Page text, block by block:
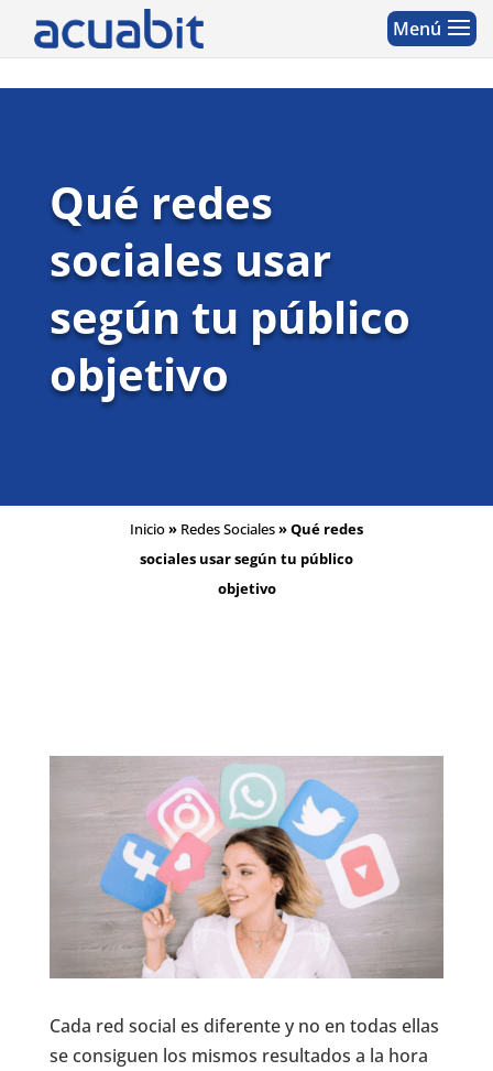
Qué redes
sociales usar
según tu público
objetivo
Inicio» Redes Sociales»Qué redes
sociales usar según tu público
objetivo
Cada red social es diferente y no en todas ellas
se consiguen los mismos resultados a la hora